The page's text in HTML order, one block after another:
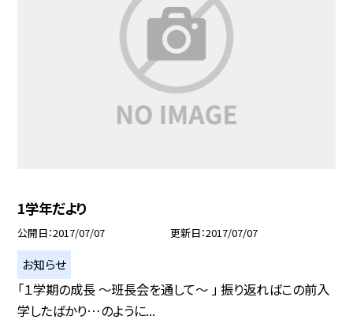
1学年だより
公開日 2017/07/07 更新日 2017/07/07
お知らせ
「１学期の成長 〜班長会を通して〜 」 振り返ればこの前入
学したばかり…のように...